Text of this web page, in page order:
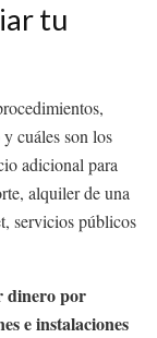
tu
cuáles son los
adicional para
alquiler de una
servicios públicos
dinero por
e instalaciones